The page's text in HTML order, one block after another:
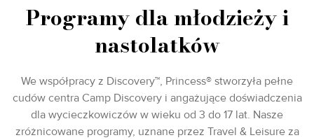
Programy dla młodzieży i
nastolatków
We współpracy z Discovery™, Princess® stworzyła pełne
cudów centra Camp Discovery i angażujące doświadczenia
dla wycieczkowiczów w wieku od 3 do 17 lat. Nasze
zróżnicowane programy, uznane przez Travel & Leisure za